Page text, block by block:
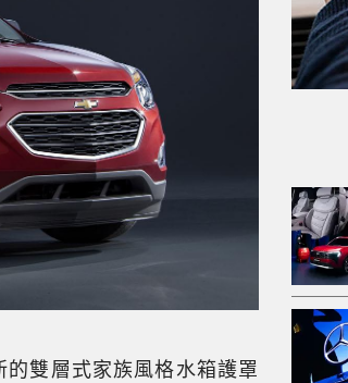
的雙層式家族風格水箱護罩